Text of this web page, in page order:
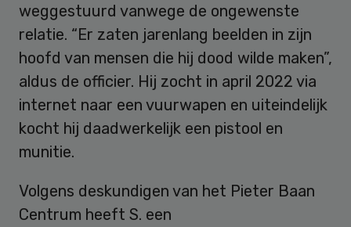
weggestuurd vanwege de ongewenste
relatie. “Er zaten jarenlang beelden in zijn
hoofd van mensen die hij dood wilde maken”,
aldus de officier. Hij zocht in april 2022 via
internet naar een vuurwapen en uiteindelijk
kocht hij daadwerkelijk een pistool en
munitie.
Volgens deskundigen van het Pieter Baan
Centrum heeft S. een